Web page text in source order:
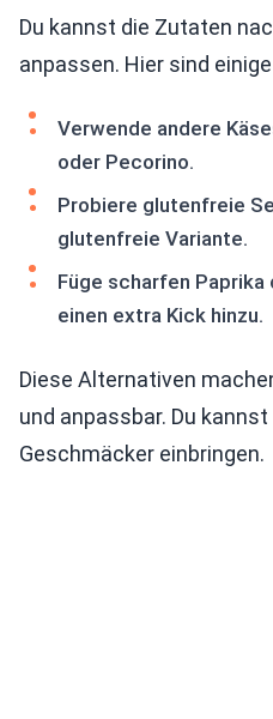
Du kannst die Zutaten
anpassen. Hier sind
Verwende andere
oder Pecorino.
Probiere glutenfreie
glutenfreie Variante.
Füge scharfen
einen extra Kick hinzu.
Diese Alternativen
und anpassbar. Du
Geschmäcker einbringen.